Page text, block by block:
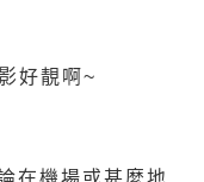
好靚啊~
在機場或甚麼地